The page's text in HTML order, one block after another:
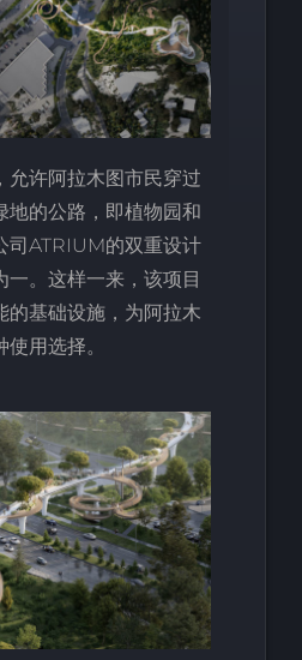
允许阿拉木图市民穿过
地的公路，即植物园和
司ATRIUM的双重设计
一。这样一来，该项目
的基础设施，为阿拉木
用选择。